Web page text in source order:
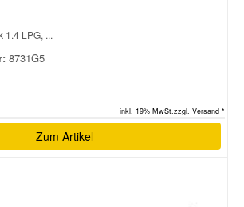
1.4 LPG, ...
8731G5
inkl. 19% MwSt.zzgl. Versand *
Zum Artikel